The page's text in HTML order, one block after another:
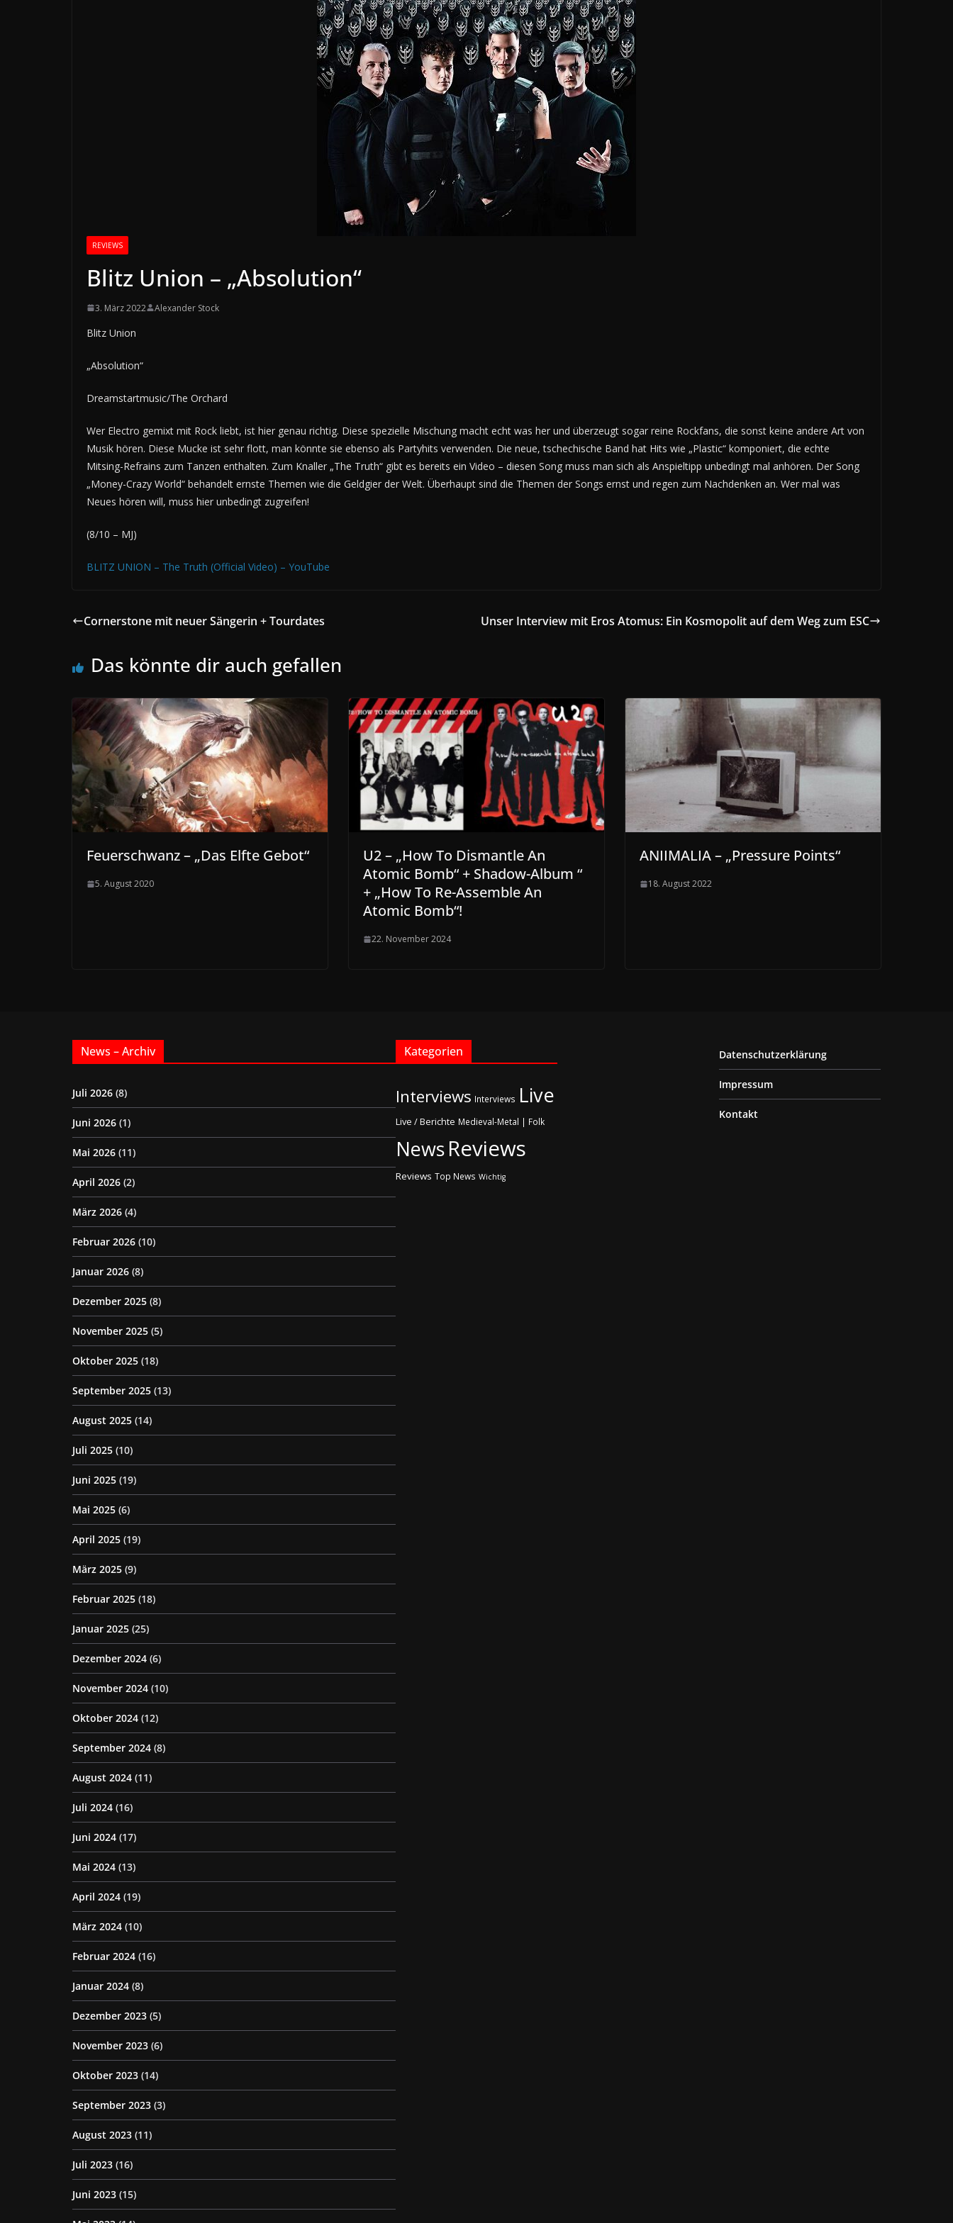
REVIEWS
Blitz Union – „Absolution“
3. März 2022 Alexander Stock
Blitz Union
„Absolution“
Dreamstartmusic/The Orchard
Wer Electro gemixt mit Rock liebt, ist hier genau richtig. Diese spezielle Mischung macht echt was her und überzeugt sogar reine Rockfans, die sonst keine andere Art von
Musik hören. Diese Mucke ist sehr flott, man könnte sie ebenso als Partyhits verwenden. Die neue, tschechische Band hat Hits wie „Plastic“ komponiert, die echte
Mitsing-Refrains zum Tanzen enthalten. Zum Knaller „The Truth“ gibt es bereits ein Video – diesen Song muss man sich als Anspieltipp unbedingt mal anhören. Der Song
„Money-Crazy World“ behandelt ernste Themen wie die Geldgier der Welt. Überhaupt sind die Themen der Songs ernst und regen zum Nachdenken an. Wer mal was
Neues hören will, muss hier unbedingt zugreifen!
(8/10 – MJ)
BLITZ UNION – The Truth (Official Video) – YouTube
Cornerstone mit neuer Sängerin + Tourdates Unser Interview mit Eros Atomus: Ein Kosmopolit auf dem Weg zum ESC
Das könnte dir auch gefallen
Feuerschwanz – „Das Elfte Gebot“
5. August 2020
U2 – „How To Dismantle An
Atomic Bomb“ + Shadow-Album “
+ „How To Re-Assemble An
Atomic Bomb“!
22. November 2024
ANIIMALIA – „Pressure Points“
18. August 2022
News – Archiv
Juli 2026 (8)
Juni 2026 (1)
Mai 2026 (11)
April 2026 (2)
März 2026 (4)
Februar 2026 (10)
Januar 2026 (8)
Dezember 2025 (8)
November 2025 (5)
Oktober 2025 (18)
September 2025 (13)
August 2025 (14)
Juli 2025 (10)
Juni 2025 (19)
Mai 2025 (6)
April 2025 (19)
März 2025 (9)
Februar 2025 (18)
Januar 2025 (25)
Dezember 2024 (6)
November 2024 (10)
Oktober 2024 (12)
September 2024 (8)
August 2024 (11)
Juli 2024 (16)
Juni 2024 (17)
Mai 2024 (13)
April 2024 (19)
März 2024 (10)
Februar 2024 (16)
Januar 2024 (8)
Dezember 2023 (5)
November 2023 (6)
Oktober 2023 (14)
September 2023 (3)
August 2023 (11)
Juli 2023 (16)
Juni 2023 (15)
Kategorien
Interviews Interviews Live
Live / Berichte Medieval-Metal | Folk
NewsReviews
Reviews Top News Wichtig
Datenschutzerklärung
Impressum
Kontakt